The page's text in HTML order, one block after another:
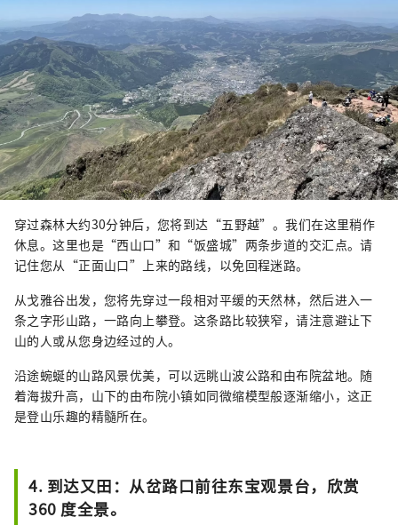
穿过森林大约30分钟后，您将到达“五野越”。我们在这里稍作
休息。这里也是“西山口”和“饭盛城”两条步道的交汇点。请
记住您从“正面山口”上来的路线，以免回程迷路。
从戈雅谷出发，您将先穿过一段相对平缓的天然林，然后进入一
条之字形山路，一路向上攀登。这条路比较狭窄，请注意避让下
山的人或从您身边经过的人。
沿途蜿蜒的山路风景优美，可以远眺山波公路和由布院盆地。随
着海拔升高，山下的由布院小镇如同微缩模型般逐渐缩小，这正
是登山乐趣的精髓所在。
4. 到达又田：从岔路口前往东宝观景台，欣赏
360 度全景。